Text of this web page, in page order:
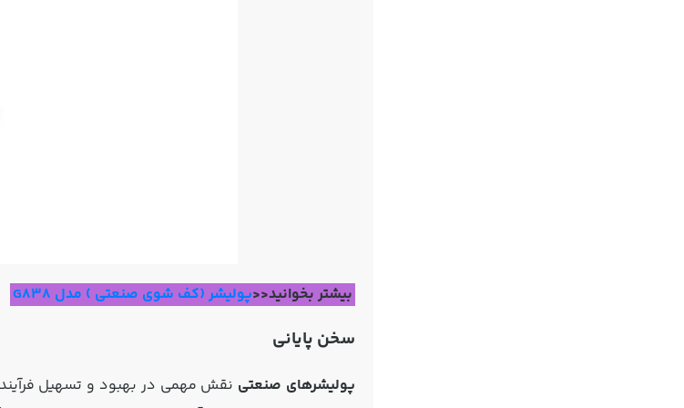
بیشتر بخوانید<<پولیشر (کف شوی صنعتی ) مدل G838
سخن پایانی
پولیشرهای صنعتی نقش مهمی در بهبود و تسهیل